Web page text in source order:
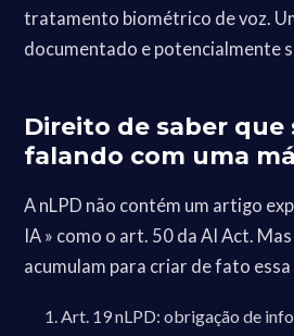
tratamento biométrico de voz.
documentado e potencialmente
Direito de saber que
falando com uma
A nLPD não contém um artigo
IA » como o art. 50 da AI Act.
acumulam para criar de fato
Art. 19 nLPD: obrigação de